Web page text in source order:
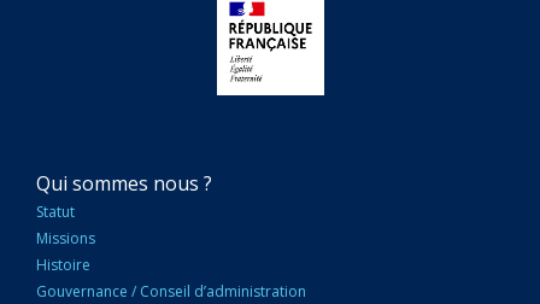
NAVIGATION
PRINCIPALE
Qui sommes nous ?
Statut
Missions
Histoire
Gouvernance / Conseil d’administration